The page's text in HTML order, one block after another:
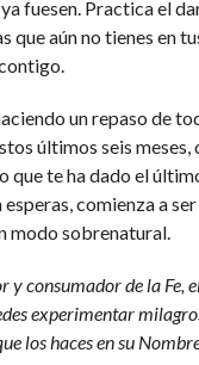
fuesen. Practica el
que aún no tienes en
un repaso de
últimos seis meses,
que te ha dado el
comienza a
modo sobrenatural.
y consumador de la Fe,
experimentar
los haces en su